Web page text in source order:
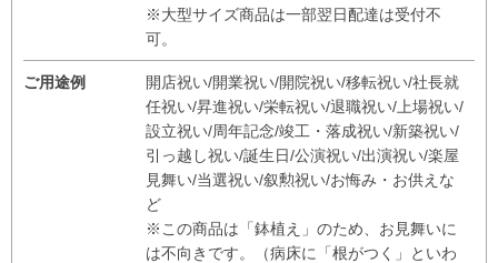
※大型サイズ商品は一部翌日配達は受付不
可。
ご用途例
開店祝い/開業祝い/開院祝い/移転祝い/社長就
任祝い/昇進祝い/栄転祝い/退職祝い/上場祝い/
設立祝い/周年記念/竣工・落成祝い/新築祝い/
引っ越し祝い/誕生日/公演祝い/出演祝い/楽屋
見舞い/当選祝い/叙勲祝い/お悔み・お供えな
ど
※この商品は「鉢植え」のため、お見舞いに
は不向きです。（病床に「根がつく」といわ